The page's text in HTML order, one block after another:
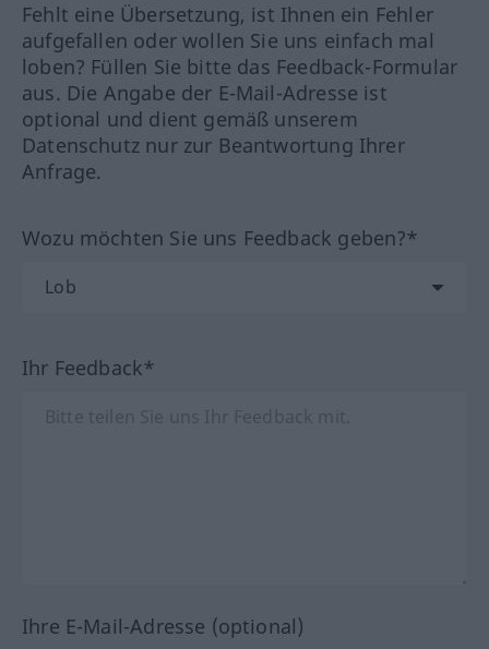
Fehlt eine Übersetzung, ist Ihnen ein Fehler
aufgefallen oder wollen Sie uns einfach mal
loben? Füllen Sie bitte das Feedback-Formular
aus. Die Angabe der E-Mail-Adresse ist
optional und dient gemäß unserem
Datenschutz nur zur Beantwortung Ihrer
Anfrage.
Wozu möchten Sie uns Feedback geben?*
Ihr Feedback*
Ihre E-Mail-Adresse (optional)